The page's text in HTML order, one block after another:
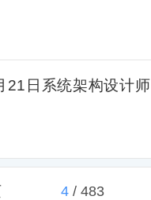
21日系统架构设计师
4/ 483